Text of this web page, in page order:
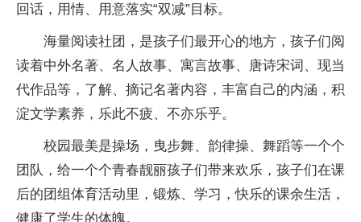
回话，用情、用意落实“双减”目标。
海量阅读社团，是孩子们最开心的地方，孩子们阅
读着中外名著、名人故事、寓言故事、唐诗宋词、现当
代作品等，了解、摘记名著内容，丰富自己的内涵，积
淀文学素养，乐此不疲、不亦乐乎。
校园最美是操场，曳步舞、韵律操、舞蹈等一个个
团队，给一个个青春靓丽孩子们带来欢乐，孩子们在课
后的团组体育活动里，锻炼、学习，快乐的课余生活，
健康了学生的体魄。